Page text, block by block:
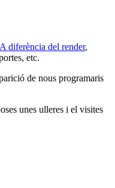
A diferència del render,
etc.
de nous programaris
unes ulleres i el visites